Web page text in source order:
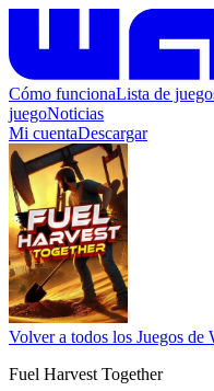
Cómo funcionaLista de
juegoNoticias
Mi cuentaDescargar
Volver a todos los Juegos de
Fuel Harvest Together